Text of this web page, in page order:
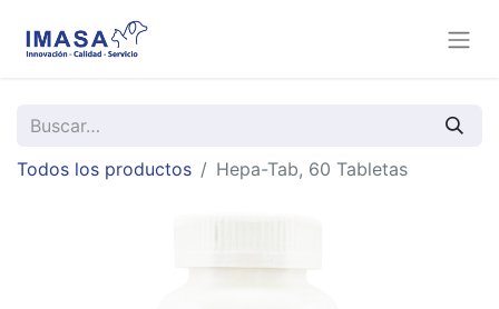
Todos los productos Hepa-Tab, 60 Tabletas